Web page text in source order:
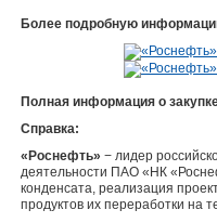
Более подробную
Полная информация о
Справка:
«Роснефть» − лидер
деятельности ПАО «НК
конденсата, реализация
продуктов их переработки на